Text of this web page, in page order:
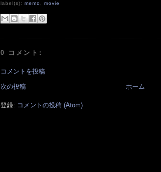
label(s):memo ,movie
0 コメント:
コメントを投稿
次の投稿 ホーム
登録: コメントの投稿 (Atom)